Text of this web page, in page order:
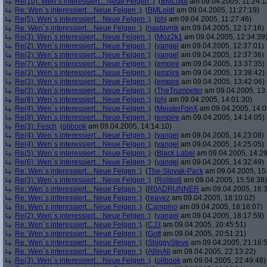
Re: Wen´s interessiert... Neue Felgen ;) (BMLoidl am 09.04.2005, 11:27:19)
Re(5): Wen´s interessiert... Neue Felgen ;) (phj am 09.04.2005, 11:27:46)
Re: Wen´s interessiert... Neue Felgen ;) (nastavnik am 09.04.2005, 12:17:16)
Re(3): Wen´s interessiert... Neue Felgen ;) (Moz2k1 am 09.04.2005, 12:34:39)
Re(2): Wen´s interessiert... Neue Felgen ;) (yangel am 09.04.2005, 12:37:01)
Re(2): Wen´s interessiert... Neue Felgen ;) (yangel am 09.04.2005, 12:37:36)
Re(7): Wen´s interessiert... Neue Felgen ;) (empire am 09.04.2005, 13:37:35)
Re(3): Wen´s interessiert... Neue Felgen ;) (empire am 09.04.2005, 13:38:42)
Re(3): Wen´s interessiert... Neue Felgen ;) (empire am 09.04.2005, 13:42:06)
Re(3): Wen´s interessiert... Neue Felgen ;) (TheTrumpeter am 09.04.2005,
Re(8): Wen´s interessiert... Neue Felgen ;) (phj am 09.04.2005, 14:01:30)
Re(4): Wen´s interessiert... Neue Felgen ;) (MeisterFonX am 09.04.2005,
Re(9): Wen´s interessiert... Neue Felgen ;) (empire am 09.04.2005, 14:14:05)
Re(3): Fesch (olibook am 09.04.2005, 14:14:10)
Re(4): Wen´s interessiert... Neue Felgen ;) (yangel am 09.04.2005, 14:23:08)
Re(4): Wen´s interessiert... Neue Felgen ;) (yangel am 09.04.2005, 14:25:05)
Re(5): Wen´s interessiert... Neue Felgen ;) (Black Label am 09.04.2005,
Re(6): Wen´s interessiert... Neue Felgen ;) (yangel am 09.04.2005, 14:32:49)
Re: Wen´s interessiert... Neue Felgen ;) (The-Slovak-Pack am 09.04.2005,
Re(3): Wen´s interessiert... Neue Felgen ;) (Roliboli am 09.04.2005, 15:58:38)
Re: Wen´s interessiert... Neue Felgen ;) (R0ADRUNNER am 09.04.2005,
Re: Wen´s interessiert... Neue Felgen ;) (reavez am 09.04.2005, 18:10:02)
Re: Wen´s interessiert... Neue Felgen ;) (Campino am 09.04.2005, 18:16:07)
Re(2): Wen´s interessiert... Neue Felgen ;) (yangel am 09.04.2005, 18:17:59)
Re: Wen´s interessiert... Neue Felgen ;) (CJ3 am 09.04.2005, 20:45:51)
Re: Wen´s interessiert... Neue Felgen ;) (Gott am 09.04.2005, 20:51:21)
Re: Wen´s interessiert... Neue Felgen ;) (ShiggySteve am 09.04.2005,
Re: Wen´s interessiert... Neue Felgen ;) (AllinAll
am 09.04.2005, 22:13:22)
Re(3): Wen´s interessiert... Neue Felgen ;) (olibook am 09.04.2005, 22:49:48)